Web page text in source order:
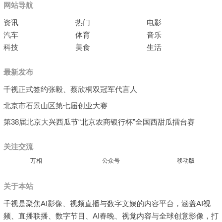
网站导航
资讯 热门
电影
汽车
体育
音乐
科技
美食 生活
最新发布
千视正式签约张毅、蔡欣桐双冠军代言人
北京市石景山区第七届创业大赛
第38届北京大兴西瓜节“北京农商银行杯”全国西甜瓜擂台赛
关注交流
万相 公众号 移动版
关于本站
千视是聚焦AI影像、视频直播与数字文娱的内容平台，涵盖AI视
频、直播联播、数字节目、AI春晚、视觉内容与全球创意影像，打